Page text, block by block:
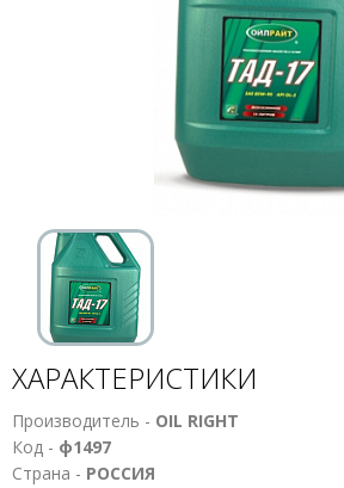
ХАРАКТЕРИСТИКИ
Производитель - OIL RIGHT
Код - ф1497
Страна - РОССИЯ